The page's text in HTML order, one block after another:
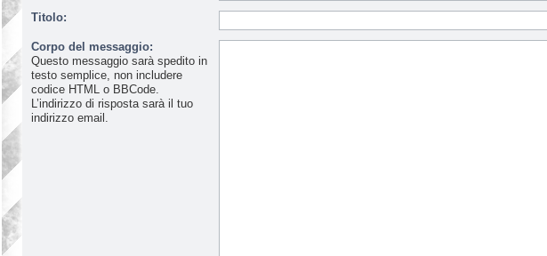
Titolo:
Corpo del messaggio:
Questo messaggio sarà spedito in
testo semplice, non includere
codice HTML o BBCode.
L’indirizzo di risposta sarà il tuo
indirizzo email.